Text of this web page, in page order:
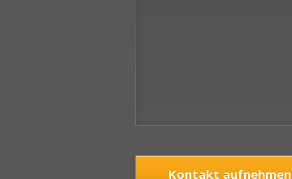
Kontakt aufnehmen